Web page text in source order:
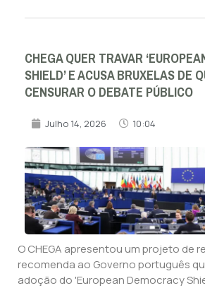
CHEGA QUER TRAVAR
SHIELD’ E ACUSA BRUXELAS DE
CENSURAR O DEBATE PÚBLICO
Julho 14, 2026 10:04
O CHEGA apresentou um projeto de
recomenda ao Governo português
adoção do 'European Democracy